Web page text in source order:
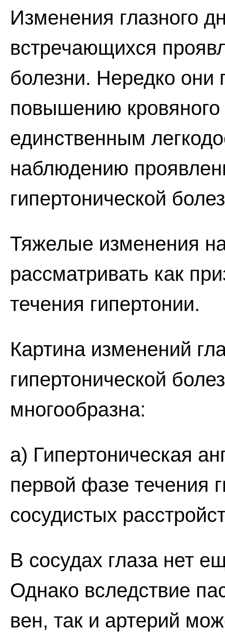
Изменения глазного
встречающихся
болезни. Нередко они
повышению
единственным
наблюдению
гипертонической
Тяжелые изменения
рассматривать как
течения гипертонии.
Картина изменений
гипертонической
многообразна:
а) Гипертоническая
первой фазе течения
сосудистых
В сосудах глаза нет
Однако вследствие
вен, так и артерий